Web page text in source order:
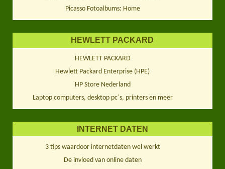
Picasso Fotoalbums: Home
HEWLETT PACKARD
HEWLETT PACKARD
Hewlett Packard Enterprise (HPE)
HP Store Nederland
Laptop computers, desktop pc´s, printers en meer
INTERNET DATEN
3 tips waardoor internetdaten wel werkt
De invloed van online daten